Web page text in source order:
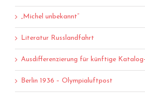
„Michel unbekannt“
Literatur Russlandfahrt
Ausdifferenzierung für künftige
Berlin 1936 – Olympialuftpost